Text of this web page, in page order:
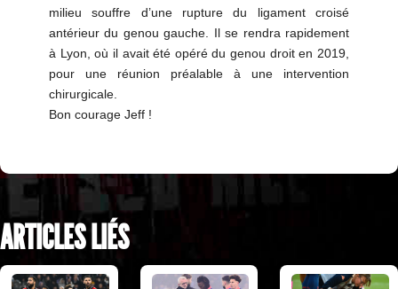
milieu souffre d’une rupture du ligament croisé
antérieur du genou gauche. Il se rendra rapidement
à Lyon, où il avait été opéré du genou droit en 2019,
pour une réunion préalable à une intervention
chirurgicale.
Bon courage Jeff !
ARTICLES LIÉS